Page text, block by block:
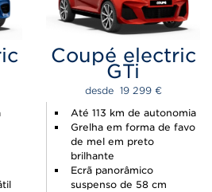
Coupé electric
GTi
desde 19 299 €
Até 113 km de autonomia
Grelha em forma de favo
de mel em preto
brilhante
Ecrã panorâmico
suspenso de 58 cm